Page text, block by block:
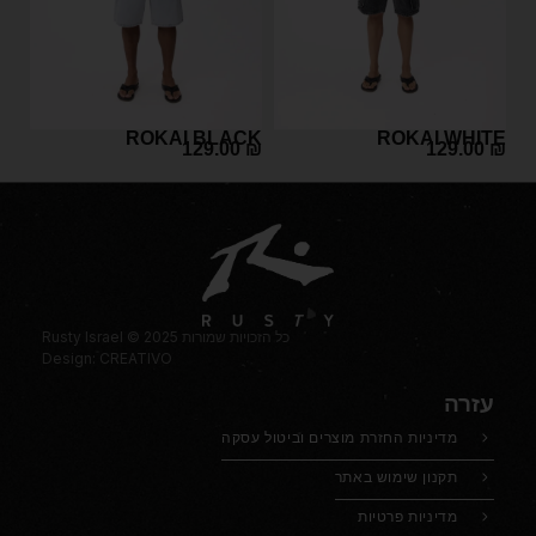
ROKAI BLACK
129.00₪
ROKAI WHITE
129.00₪
Rusty Israel © 2025 כל הזכויות שמורות
Design: CREATIVO
עזרה
מדיניות החזרת מוצרים וביטול עסקה
תקנון שימוש באתר
מדיניות פרטיות